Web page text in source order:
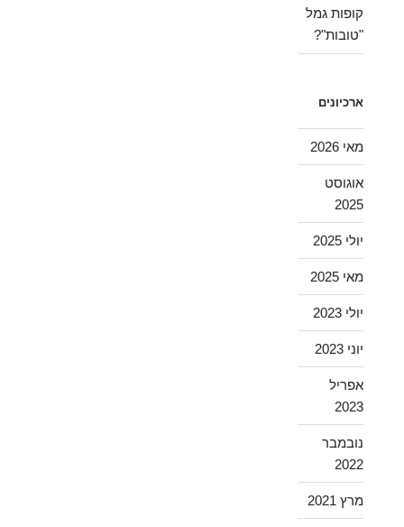
קופות גמל
"טובות"?
ארכיונים
מאי 2026
אוגוסט
2025
יולי 2025
מאי 2025
יולי 2023
יוני 2023
אפריל
2023
נובמבר
2022
מרץ 2021